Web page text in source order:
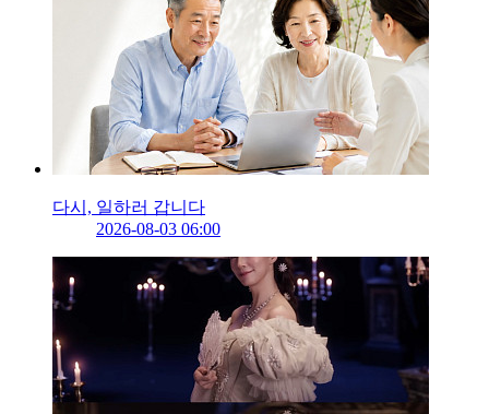
다시, 일하러 갑니다
2026-08-03 06:00